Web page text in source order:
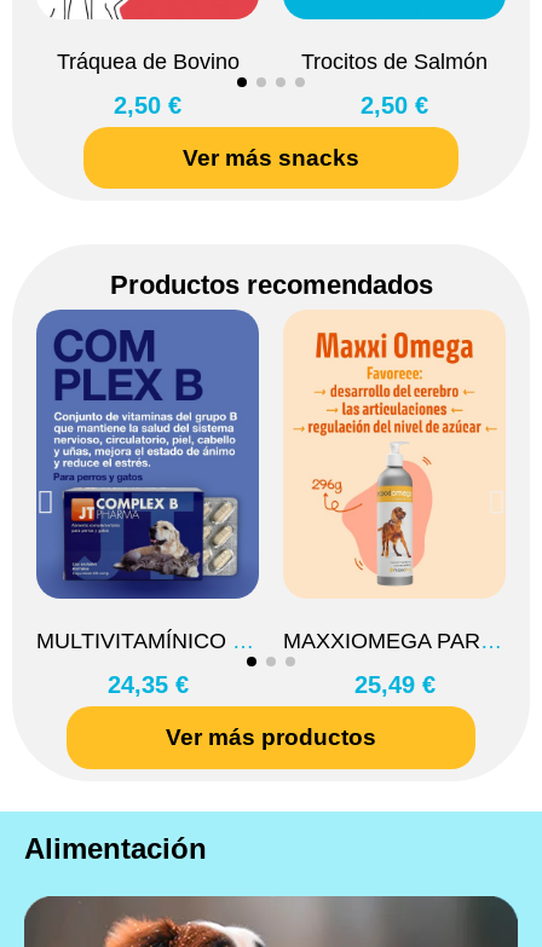
Tráquea de Bovino
2,50 €
Trocitos de Salmón
2,50 €
Ver más snacks
Productos recomendados
MULTIVITAMÍNICO COMPLEX B 60CP JTPHARMA
24,35 €
MAXXIOMEGA PARA PERROS
25,49 €
Ver más productos
Alimentación